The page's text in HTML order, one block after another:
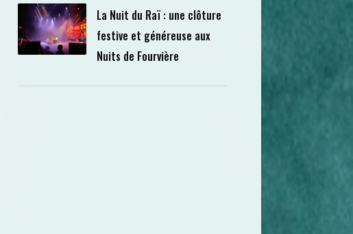
La Nuit du Raï : une clôture
festive et généreuse aux
Nuits de Fourvière